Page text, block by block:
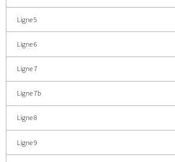
Ligne 5
Ligne 6
Ligne 7
Ligne 7b
Ligne 8
Ligne 9